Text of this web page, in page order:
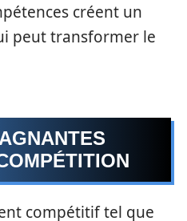
créent un
peut transformer le
compétitif tel que